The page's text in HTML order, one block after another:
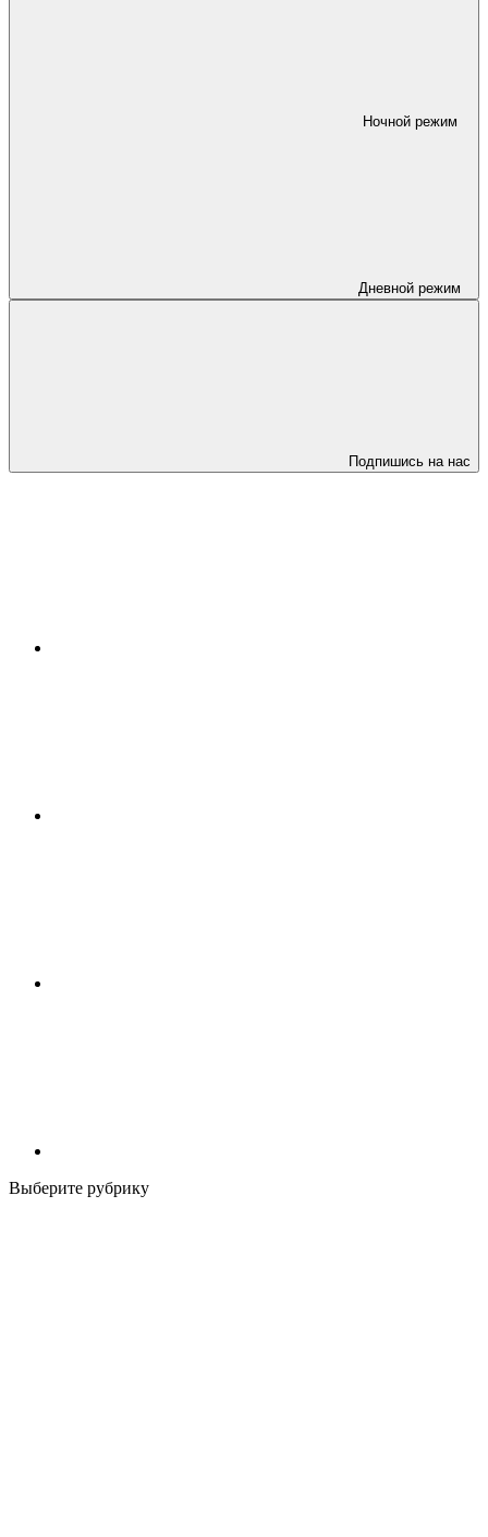
Ночной режим
Дневной режим
Подпишись на нас
Выберите рубрику